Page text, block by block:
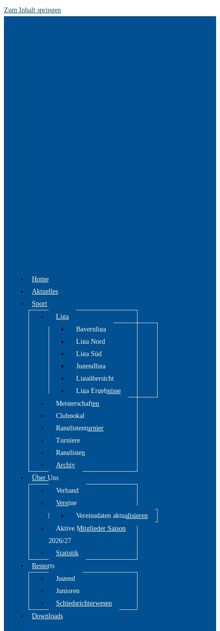
Zum Inhalt springen
Home
Aktuelles
Sport
Liga
Bayernliga
Liga Nord
Liga Süd
Jugendliga
Ligaübersicht
Liga Ergebnisse
Meisterschaften
Clubpokal
Ranglistenturnier
Turniere
Ranglisten
Archiv
Über Uns
Verband
Vereine
Vereinsdaten aktualisieren
Aktive Mitglieder Saison
2026/27
Statistik
Ressorts
Jugend
Junioren
Schiedsrichterwesen
Downloads